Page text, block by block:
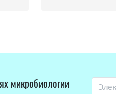
микробиологии